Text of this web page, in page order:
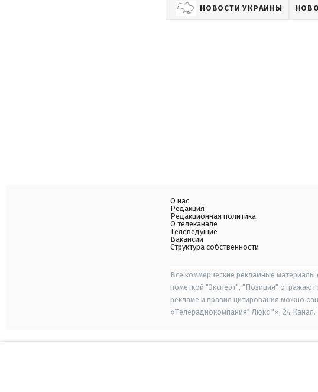
НОВОСТИ УКРАИНЫ
О нас
Редакция
Редакционная политика
О телеканале
Телеведущие
Вакансии
Структура собственности
Все коммерческие рекламные
пометкой "Эксперт", "Позиция"
рекламе и правил цитирования можно
«Телерадиокомпания" Люкс "», 24 Канал.